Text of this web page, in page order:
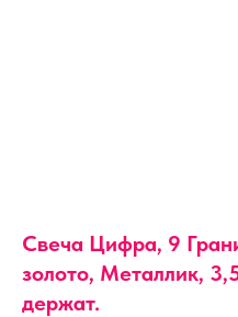
Свеча Цифра, 9
золото, Металлик,
держат.